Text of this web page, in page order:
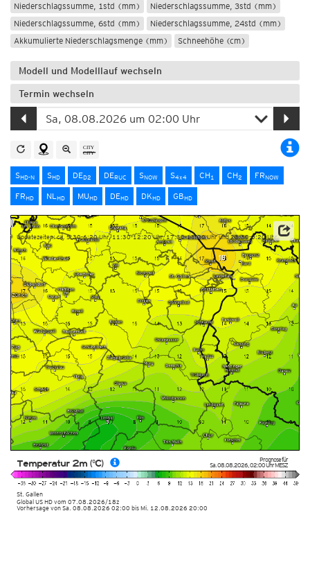
Niederschlagssumme, 1std (mm)
Niederschlagssumme, 3std (mm)
Niederschlagssumme, 6std (mm)
Niederschlagssumme, 24std (mm)
Akkumulierte Niederschlagsmenge (mm)
Schneehöhe (cm)
Modell und Modelllauf wechseln
Termin wechseln
SHD-N SHD DED2 DERUC SNOW S4x4 CH1 CH2 FRNOW
FRHD NLHD MUHD DEHD DKHD GBHD
Prognose für
Sa. 08.08.2026,02:00 UhrMESZ
St. Gallen
Global US HD vom 07.08.2026/18z
Temperatur 2m (°C)
Updatezeiten: ca. 5:30-6:20 Uhr, 11:30-12:20 Uhr, 17:30-18:20 Uhr und 23:30-0:20 Uhr
Vorhersage von Sa. 08.08.2026 02:00 bis Mi. 12.08.2026 20:00